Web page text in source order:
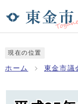
現在の位置
ホーム 東金市議